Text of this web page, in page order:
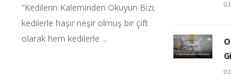
“Kedilerin Kaleminden Okuyun Bizi;
kedilerle haşır neşir olmuş bir çift
olarak hem kedilerle ...